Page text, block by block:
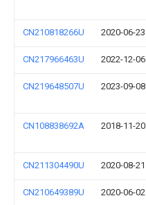
CN210818266U 2020-06-23
CN217966463U 2022-12-06
CN219648507U 2023-09-08
CN108838692A 2018-11-20
CN211304490U 2020-08-21
CN210649389U 2020-06-02